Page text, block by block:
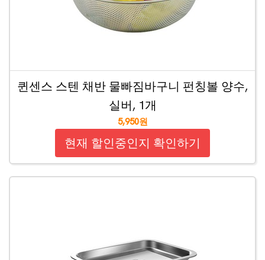
퀸센스 스텐 채반 물빠짐바구니 펀칭볼 양수,
실버, 1개
5,950원
현재 할인중인지 확인하기